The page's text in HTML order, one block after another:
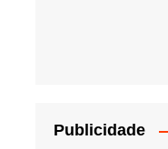
Publicidade